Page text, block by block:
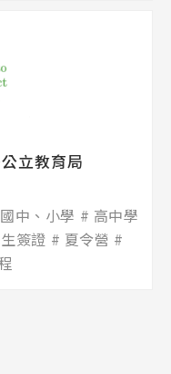
立教育局
中、小學
高中學
簽證
夏令營